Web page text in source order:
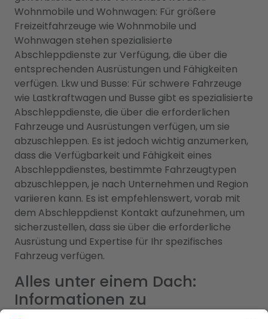
Wohnmobile und Wohnwagen: Für größere
Freizeitfahrzeuge wie Wohnmobile und
Wohnwagen stehen spezialisierte
Abschleppdienste zur Verfügung, die über die
entsprechenden Ausrüstungen und Fähigkeiten
verfügen. Lkw und Busse: Für schwere Fahrzeuge
wie Lastkraftwagen und Busse gibt es spezialisierte
Abschleppdienste, die über die erforderlichen
Fahrzeuge und Ausrüstungen verfügen, um sie
abzuschleppen. Es ist jedoch wichtig anzumerken,
dass die Verfügbarkeit und Fähigkeit eines
Abschleppdienstes, bestimmte Fahrzeugtypen
abzuschleppen, je nach Unternehmen und Region
variieren kann. Es ist empfehlenswert, vorab mit
dem Abschleppdienst Kontakt aufzunehmen, um
sicherzustellen, dass sie über die erforderliche
Ausrüstung und Expertise für Ihr spezifisches
Fahrzeug verfügen.
Alles unter einem Dach:
Informationen zu